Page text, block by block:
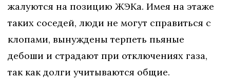
жалуются на позицию ЖЭКа. Имея на этаже
таких соседей, люди не могут справиться с
клопами, вынуждены терпеть пьяные
дебоши и страдают при отключениях газа,
так как долги учитываются общие.